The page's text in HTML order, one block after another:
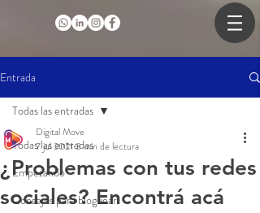
Entrada
Todas las entradas
Empezando
Consejos para bloguear
Todas las entradas
¿Problemas con tus redes
sociales? Encontrá acá
Digital Move
7 jul 20213 min de lectura